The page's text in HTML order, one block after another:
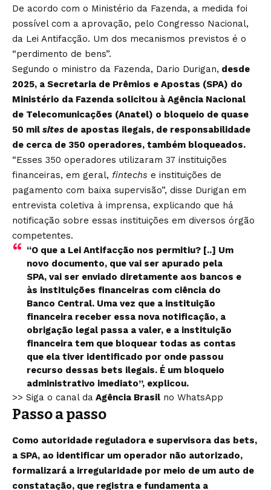
De acordo com o Ministério da Fazenda, a medida foi
possível com a aprovação, pelo Congresso Nacional,
da Lei Antifacção. Um dos mecanismos previstos é o
“perdimento de bens”.
Segundo o ministro da Fazenda, Dario Durigan, desde
2025, a Secretaria de Prêmios e Apostas (SPA) do
Ministério da Fazenda solicitou à Agência Nacional
de Telecomunicações (Anatel) o bloqueio de quase
50 mil sites de apostas ilegais, de responsabilidade
de cerca de 350 operadores, também bloqueados.
“Esses 350 operadores utilizaram 37 instituições
financeiras, em geral, fintechs e instituições de
pagamento com baixa supervisão”, disse Durigan em
entrevista coletiva à imprensa, explicando que há
notificação sobre essas instituições em diversos órgão
competentes.
“O que a Lei Antifacção nos permitiu? [..] Um
novo documento, que vai ser apurado pela
SPA, vai ser enviado diretamente aos bancos e
às instituições financeiras com ciência do
Banco Central. Uma vez que a instituição
financeira receber essa nova notificação, a
obrigação legal passa a valer, e a instituição
financeira tem que bloquear todas as contas
que ela tiver identificado por onde passou
recurso dessas bets ilegais. É um bloqueio
administrativo imediato”, explicou.
>> Siga o canal da Agência Brasil no WhatsApp
Passo a passo
Como autoridade reguladora e supervisora das bets,
a SPA, ao identificar um operador não autorizado,
formalizará a irregularidade por meio de um auto de
constatação, que registra e fundamenta a